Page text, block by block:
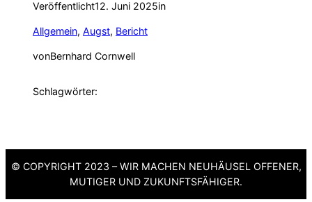
Veröffentlicht12. Juni 2025in
Allgemein, Augst, Bericht
vonBernhard Cornwell
Schlagwörter:
© COPYRIGHT 2023 – WIR MACHEN NEUHÄUSEL OFFENER,
MUTIGER UND ZUKUNFTSFÄHIGER.